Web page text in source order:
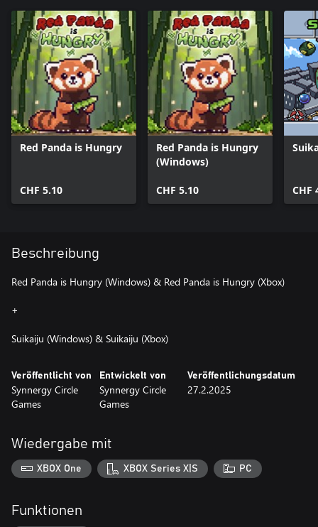
Red Panda is Hungry
CHF 5.10
Red Panda is Hungry
(Windows)
CHF 5.10 CHF
Beschreibung
Red Panda is Hungry (Windows) & Red Panda is Hungry (Xbox)
+
Suikaiju (Windows) & Suikaiju (Xbox)
Veröffentlicht von
Synnergy Circle
Games
Entwickelt von
Synnergy Circle
Games
Veröffentlichungsdatum
27.2.2025
Wiedergabe mit
XBOX One XBOX Series X|S PC
Funktionen